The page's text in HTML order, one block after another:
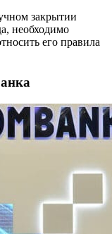
закрытии
необходимо
его правила